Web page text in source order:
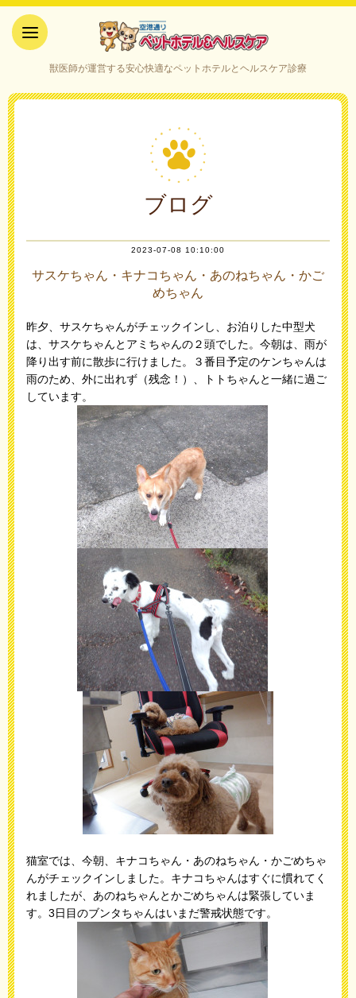
ケア｜山口県宇部市
獣医師が運営する安心快適なペットホテルとヘルスケア診療
ブログ
2023-07-08 10:10:00
サスケちゃん・キナコちゃん・あのねちゃん・かご
めちゃん
昨夕、サスケちゃんがチェックインし、お泊りした中型犬
は、サスケちゃんとアミちゃんの２頭でした。今朝は、雨が
降り出す前に散歩に行けました。３番目予定のケンちゃんは
雨のため、外に出れず（残念！）、トトちゃんと一緒に過ご
しています。
猫室では、今朝、キナコちゃん・あのねちゃん・かごめちゃ
んがチェックインしました。キナコちゃんはすぐに慣れてく
れましたが、あのねちゃんとかごめちゃんは緊張していま
す。3日目のブンタちゃんはいまだ警戒状態です。